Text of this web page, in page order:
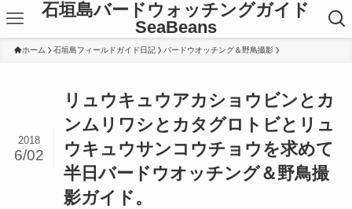
石垣島バードウォッチングガイド
SeaBeans
ホーム 石垣島フィールドガイド日記 バードウオッチング＆野鳥撮影
リュウキュウアカショウビンとカ
ンムリワシとカタグロトビとリュ
ウキュウサンコウチョウを求めて
半日バードウオッチング＆野鳥撮
影ガイド。
2018
6/02